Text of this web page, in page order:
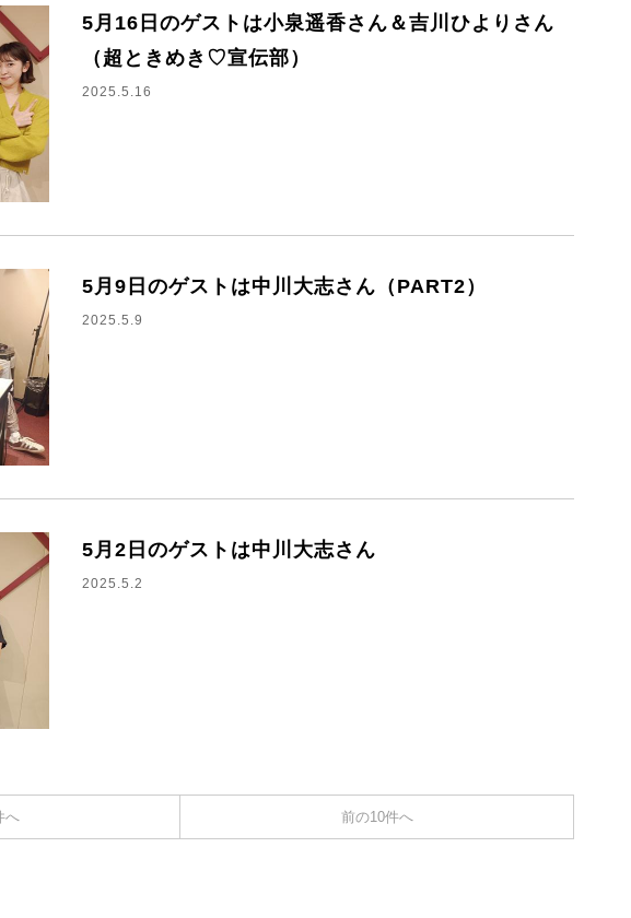
5月16日のゲストは小泉遥香さん＆吉川ひよりさん
（超ときめき♡宣伝部）
2025.5.16
5月9日のゲストは中川大志さん（PART2）
2025.5.9
5月2日のゲストは中川大志さん
2025.5.2
へ 前の10件へ